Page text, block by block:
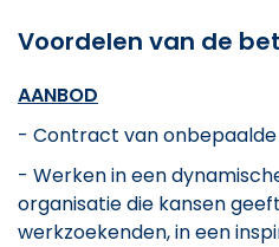
Voordelen van de
AANBOD
- Contract van
- Werken in een
organisatie die kansen
werkzoekenden, in een